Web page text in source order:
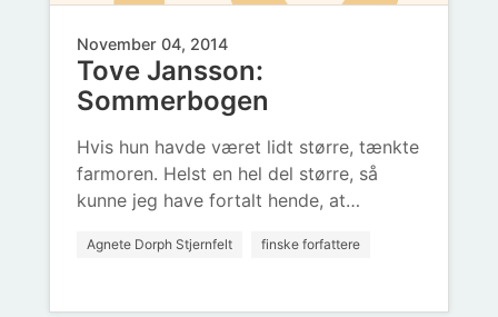
November 04, 2014
Tove Jansson:
Sommerbogen
Hvis hun havde været lidt større, tænkte
farmoren. Helst en hel del større, så
kunne jeg have fortalt hende, at…
Agnete Dorph Stjernfelt finske forfattere